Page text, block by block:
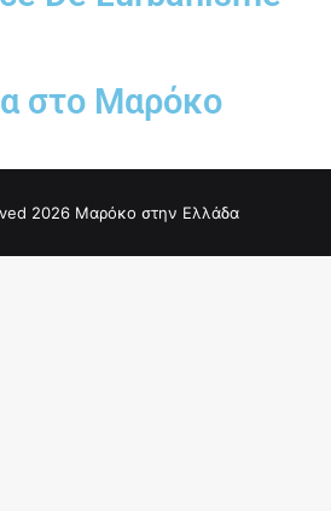
στο Μαρόκο
2026 Μαρόκο στην Ελλάδα